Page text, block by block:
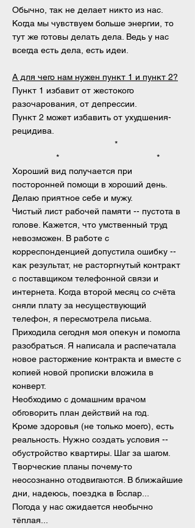
Обычно, так не делает никто из нас.
Когда мы чувствуем больше энергии, то
тут же готовы делать дела. Ведь у нас
всегда есть дела, есть идеи.
А для чего нам нужен пункт 1 и пункт 2?
Пункт 1 избавит от жестокого
разочарования, от депрессии.
Пункт 2 может избавить от ухудшения-
рецидива.
*
* *
Хороший вид получается при
посторонней помощи в хороший день.
Делаю приятное себе и мужу.
Чистый лист рабочей памяти -- пустота в
голове. Кажется, что умственный труд
невозможен. В работе с
корреспонденцией допустила ошибку --
как результат, не расторгнутый контракт
с поставщиком телефонной связи и
интернета. Когда второй месяц со счёта
сняли плату за несуществующий
телефон, я пересмотрела письма.
Приходила сегодня моя опекун и помогла
разобраться. Я написала и распечатала
новое расторжение контракта и вместе с
копией новой прописки вложила в
конверт.
Необходимо с домашним врачом
обговорить план действий на год.
Кроме здоровья (не только моего), есть
реальность. Нужно создать условия --
обустройство квартиры. Шаг за шагом.
Творческие планы почему-то
неосознанно отодвигаются. В ближайшие
дни, надеюсь, поездка в Гослар...
Погода у нас ожидается необычно
тёплая...